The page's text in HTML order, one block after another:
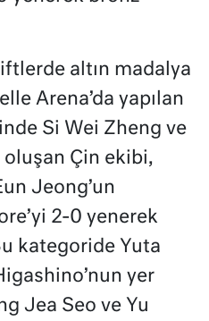
altın madalya
Arena’da yapılan
Si Wei Zheng ve
oluşan Çin ekibi,
Jeong’un
2-0 yenerek
kategoride Yuta
yer
Jea Seo ve Yu